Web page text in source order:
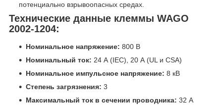
потенциально взрывоопасных средах.
Технические данные клеммы WAGO
2002-1204:
Номинальное напряжение: 800 В
Номинальный ток: 24 А (IEC), 20 А (UL и CSA)
Номинальное импульсное напряжение: 8 кВ
Степень загрязнения: 3
Максимальный ток в сечении проводника: 32 А